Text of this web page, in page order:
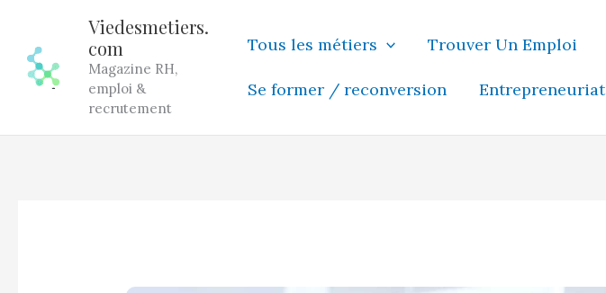
contenu
Viedesmetiers.
com
Magazine RH,
emploi &
recrutement
Tous les métiers Trouver Un Emploi
Se former / reconversion Entrepreneuriat